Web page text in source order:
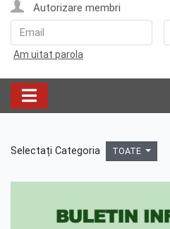
Autorizare membri
Am uitat parola
Selectați Categoria TOATE